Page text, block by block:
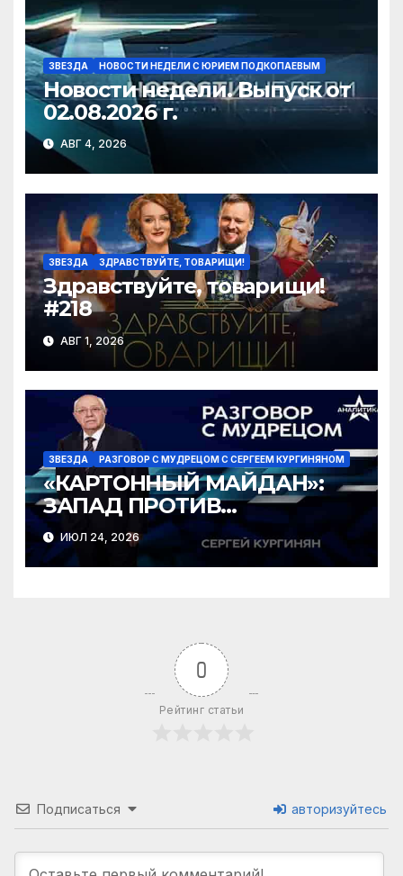
ki
ЗВЕЗДА НОВОСТИ НЕДЕЛИ С ЮРИЕМ ПОДКОПАЕВЫМ
Новости недели. Выпуск от
02.08.2026 г.
АВГ 4, 2026
ЗВЕЗДА ЗДРАВСТВУЙТЕ, ТОВАРИЩИ!
Здравствуйте, товарищи!
#218
АВГ 1, 2026
ЗВЕЗДА РАЗГОВОР С МУДРЕЦОМ С СЕРГЕЕМ КУРГИНЯНОМ
«КАРТОННЫЙ МАЙДАН»:
ЗАПАД ПРОТИВ
ЗЕЛЕНСКОГО?
ИЮЛ 24, 2026
0
Рейтинг статьи
Подписаться авторизуйтесь